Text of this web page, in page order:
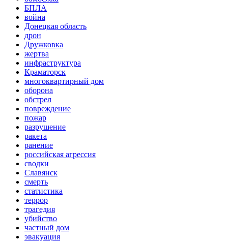
БПЛА
война
Донецкая область
дрон
Дружковка
жертва
инфраструктура
Краматорск
многоквартирный дом
оборона
обстрел
повреждение
пожар
разрушение
ракета
ранение
российская агрессия
сводки
Славянск
смерть
статистика
террор
трагедия
убийство
частный дом
эвакуация